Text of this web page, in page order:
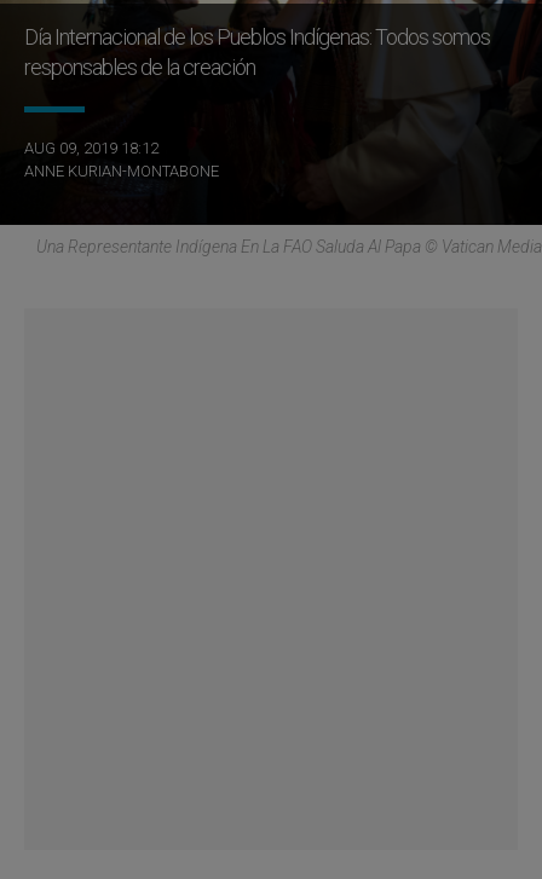
Día Internacional de los Pueblos Indígenas: Todos somos
responsables de la creación
AUG 09, 2019 18:12
ANNE KURIAN-MONTABONE
Una Representante Indígena En La FAO Saluda Al Papa © Vatican Media